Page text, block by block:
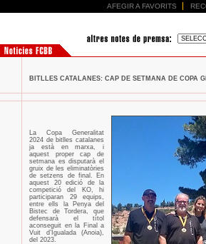
AFEGIR A FAVORITS
BITLLES CATALANES: CAP DE SETMANA DE COPA
La Copa Generalitat
2024 de bitlles catalanes
ja està en marxa, i
aquest proper cap de
setmana es disputarà el
gruix de les eliminatòries
de setzens de final. En
aquest 20 edició de la
competició del KO, hi
participaran 29 equips,
entre ells la Penya del
Bistec de Tordera, que
defensarà el títol
aconseguit en la Final a
Vuit d’Igualada (Anoia),
del 2023.